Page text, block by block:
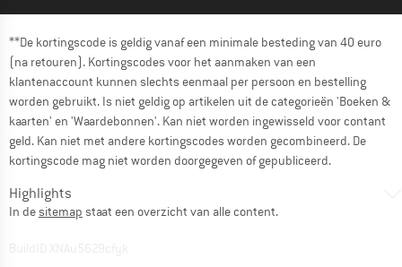
**De kortingscode is geldig vanaf een minimale besteding van 40 euro
(na retouren). Kortingscodes voor het aanmaken van een
klantenaccount kunnen slechts eenmaal per persoon en bestelling
worden gebruikt. Is niet geldig op artikelen uit de categorieën 'Boeken &
kaarten' en 'Waardebonnen'. Kan niet worden ingewisseld voor contant
geld. Kan niet met andere kortingscodes worden gecombineerd. De
kortingscode mag niet worden doorgegeven of gepubliceerd.
Highlights
In desitemap staat een overzicht van alle content.